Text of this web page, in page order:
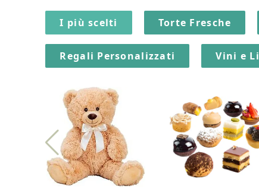
I più scelti Torte Fresche
Regali Personalizzati Vini e